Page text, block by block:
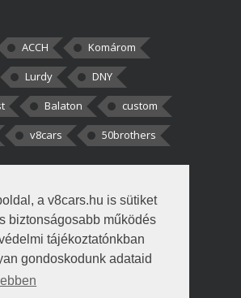
a v8cars.hu is sütiket
biztonságosabb működés
tájékoztatónkban
gondoskodunk adataid
ACCH
Komárom
Lurdy
DNY
Balaton
custom
v8cars 50brothers
Elszúrtam! Én csak két
Nem tudtam, hogy fél autót,
is nagyon, amikor